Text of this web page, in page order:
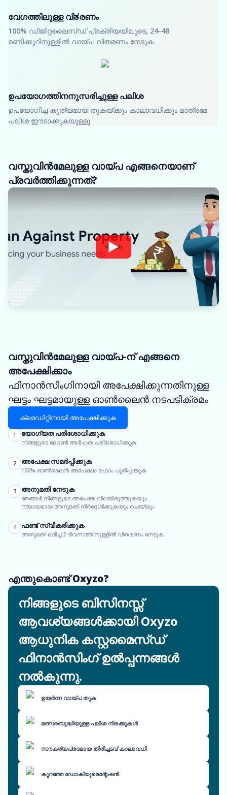
വേഗത്തിലുള്ള വിತരണം
100% ഡിജിറ്റലൈസ്ഡ് പ്രക്രിയയിലൂടെ, 24-48
മണിക്കൂറിനുള്ളിൽ വായ്പ വിതരണം നേടുക
ഉപയോഗത്തിനനുസരിച്ചുള്ള പലിശ
ഉപയോഗിച്ച കൃത്യമായ തുകയ്ക്കും കാലാവധിക്കും മാത്രമേ
പലിശ ഈടാക്കുകയുള്ളൂ
വസ്തുവിൻമേലുള്ള വായ്പ എങ്ങനെയാണ്
പ്രവർത്തിക്കുന്നത്?
Watch
വസ്തുവിൻമേലുള്ള വായ്പ-ന് എങ്ങനെ
അപേക്ഷിക്കാം
ഫിനാൻസിംഗിനായി അപേക്ഷിക്കുന്നതിനുള്ള
ഘട്ടം ഘട്ടമായുള്ള ഓൺലൈൻ നടപടിക്രമം
ക്രെഡിറ്റിനായി അപേക്ഷിക്കുക
1 യോഗ്യത പരിശോധിക്കുക
നിങ്ങളുടെ ലോൺ അർഹത പരിശോധിക്കുക
2 അപേക്ഷ സമർപ്പിക്കുക
100% ഓൺലൈൻ അപേക്ഷാ ഫോം പൂരിപ്പിക്കുക
3 അനുമതി നേടുക
ഞങ്ങൾ നിങ്ങളുടെ അപേക്ഷ വിലയിരുത്തുകയും
ന്യായമായ അനുമതി നിർദ്ദേശിക്കുകയും ചെയ്യും
4 ഫണ്ട് സ്വീകരിക്കുക
അനുമതി ലഭിച്ച് 2 ദിവസത്തിനുള്ളിൽ വിതരണം നേടുക
എന്തുകൊണ്ട് Oxyzo?
നിങ്ങളുടെ ബിസിനസ്സ്
ആവശ്യങ്ങൾക്കായി Oxyzo
ആധുനിക കസ്റ്റമൈസ്ഡ്
ഫിനാൻസിംഗ് ഉൽപ്പന്നങ്ങൾ
നൽകുന്നു.
ഉയർന്ന വായ്പ തുക
മത്സരബുദ്ധിയുള്ള പലിശ നിരക്കുകൾ
സൗകര്യപ്രദമായ തിരിച്ചടവ് കാലാവധി
കുറഞ്ഞ ഡോക്യുമെന്റേഷൻ